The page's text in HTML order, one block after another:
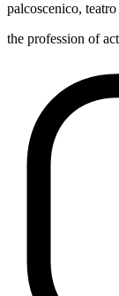
palcoscenico, teatro
the profession of